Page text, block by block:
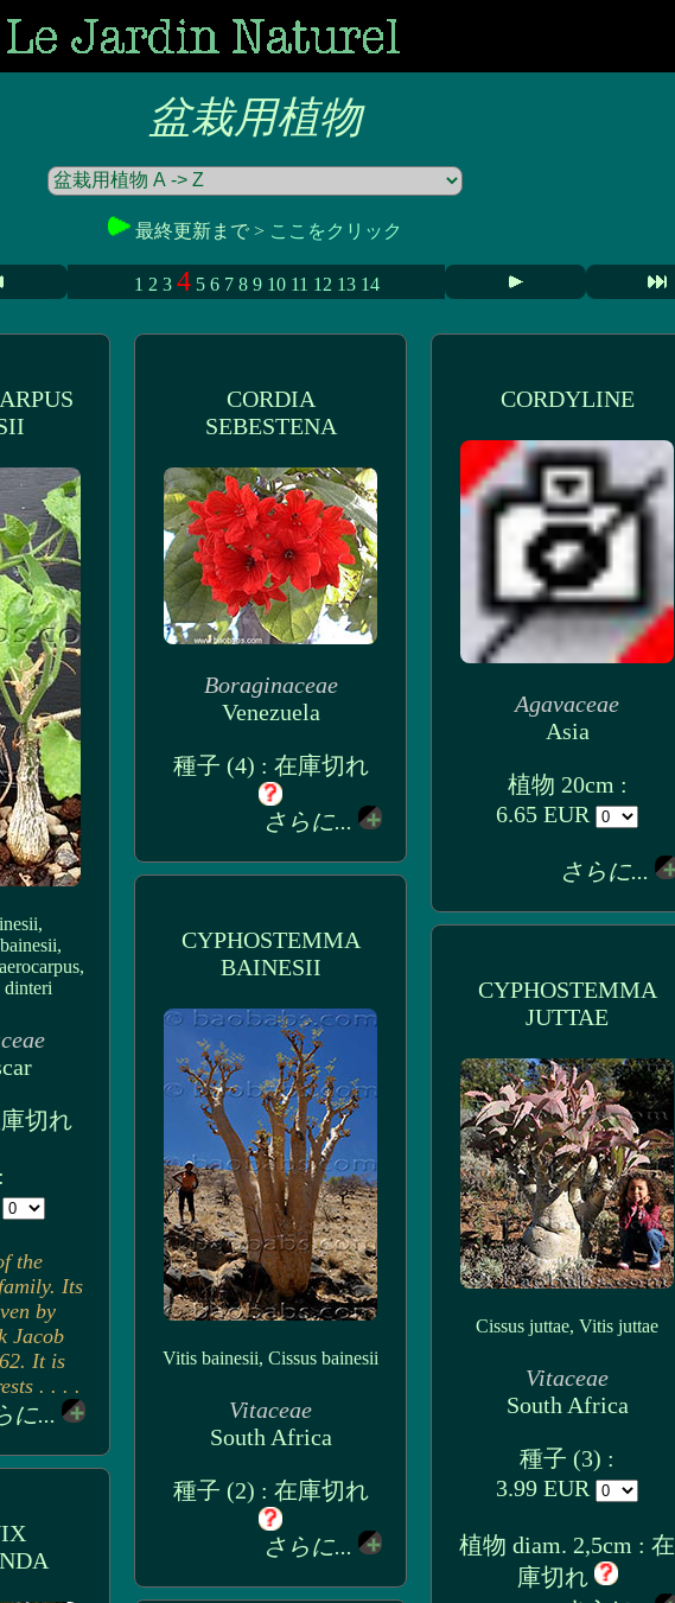
盆栽用植物
最終更新まで > ここをクリック
1 2 3 4 5 6 7 8 9 10 11 12 13 14
dinteri
切れ
the
Its
by
Jacob
It is
. . . .
に...
CORDIA
SEBESTENA
Boraginaceae
Venezuela
種子 (4) : 在庫切れ
さらに...
CORDYLINE
Agavaceae
Asia
植物 20cm :
6.65 EUR
さらに...
CYPHOSTEMMA
BAINESII
Vitis bainesii, Cissus bainesii
Vitaceae
South Africa
種子 (2) : 在庫切れ
さらに...
CYPHOSTEMMA
JUTTAE
Cissus juttae, Vitis juttae
Vitaceae
South Africa
種子 (3) :
3.99 EUR
植物 diam. 2,5cm : 在
庫切れ